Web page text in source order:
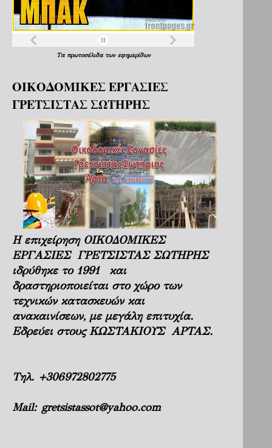
Τα πρωτοσέλιδα των εφημερίδων
ΟΙΚΟΔΟΜΙΚΕΣ ΕΡΓΑΣΙΕΣ
ΓΡΕΤΣΙΣΤΑΣ ΣΩΤΗΡΗΣ
Η επιχείρηση ΟΙΚΟΔΟΜΙΚΕΣ
ΕΡΓΑΣΙΕΣ ΓΡΕΤΣΙΣΤΑΣ ΣΩΤΗΡΗΣ
ιδρύθηκε το 1991 και
δραστηριοποιείται στο χώρο των
τεχνικών κατασκευών και
ανακαινίσεων, με μεγάλη επιτυχία.
Εδρεύει στους ΚΩΣΤΑΚΙΟΥΣ ΑΡΤΑΣ.
Τηλ. +306972802775
Mail: gretsistassot@yahoo.com